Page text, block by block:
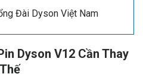
Đài Dyson Việt Nam
Dyson V12 Cần Thay
Thế